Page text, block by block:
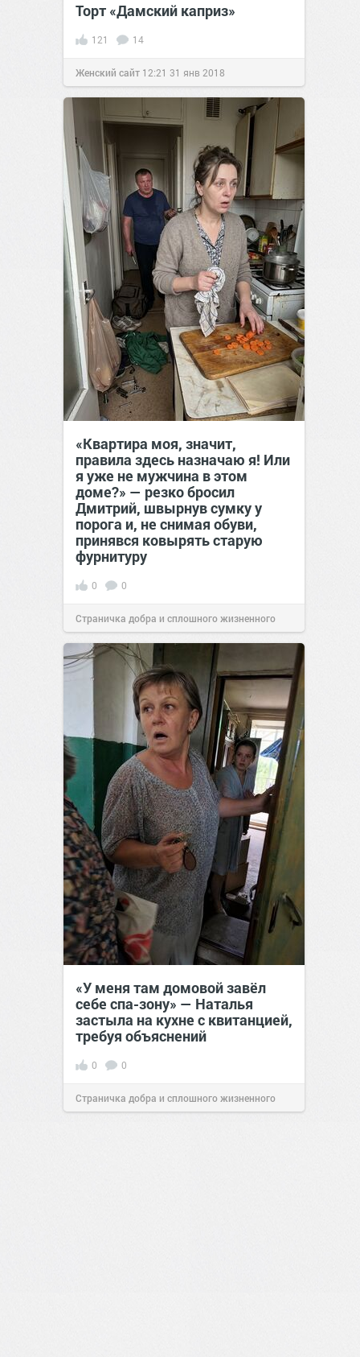
Торт «Дамский каприз»
121 14
Женский сайт 12:21 31 янв 2018
«Квартира моя, значит,
правила здесь назначаю я! Или
я уже не мужчина в этом
доме?» — резко бросил
Дмитрий, швырнув сумку у
порога и, не снимая обуви,
принявся ковырять старую
фурнитуру
0 0
Страничка добра и сплошного жизненного
позитива!08:38Сегодня
«У меня там домовой завёл
себе спа-зону» — Наталья
застыла на кухне с квитанцией,
требуя объяснений
0 0
Страничка добра и сплошного жизненного